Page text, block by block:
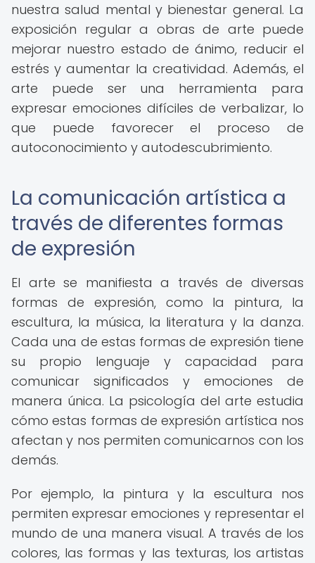
nuestra salud mental y bienestar general. La
exposición regular a obras de arte puede
mejorar nuestro estado de ánimo, reducir el
estrés y aumentar la creatividad. Además, el
arte puede ser una herramienta para
expresar emociones difíciles de verbalizar, lo
que puede favorecer el proceso de
autoconocimiento y autodescubrimiento.
La comunicación artística a
través de diferentes formas
de expresión
El arte se manifiesta a través de diversas
formas de expresión, como la pintura, la
escultura, la música, la literatura y la danza.
Cada una de estas formas de expresión tiene
su propio lenguaje y capacidad para
comunicar significados y emociones de
manera única. La psicología del arte estudia
cómo estas formas de expresión artística nos
afectan y nos permiten comunicarnos con los
demás.
Por ejemplo, la pintura y la escultura nos
permiten expresar emociones y representar el
mundo de una manera visual. A través de los
colores, las formas y las texturas, los artistas